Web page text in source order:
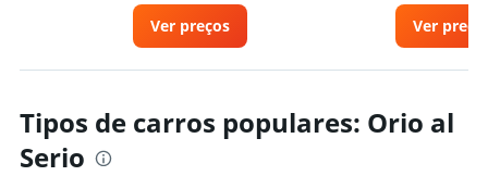
Ver preços Ver
Tipos de carros populares: Orio al
Serio